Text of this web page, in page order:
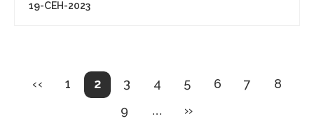
19-СЕН-2023
Нумерация
Предыдущая
страница
‹‹ Страница
1
Текущая
страница
2 Страница
3 Страница
4 Страница
5 Страница
6 Страница
7
8
Страница
9 …
Следующая
››